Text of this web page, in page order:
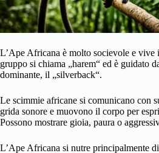
L’Ape Africana è molto socievole e vive
gruppo si chiama „harem“ ed è guidato
dominante, il „silverback“.
Le scimmie africane si comunicano con
grida sonore e muovono il corpo per
Possono mostrare gioia, paura o
L’Ape Africana si nutre principalmente